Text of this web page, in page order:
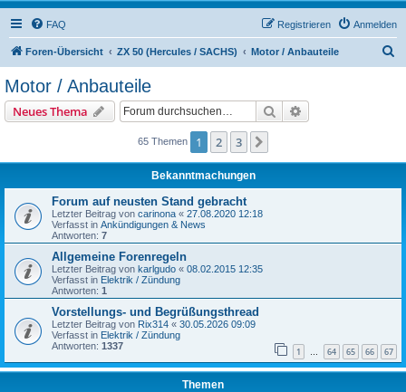
FAQ Anmelden
Registrieren
Foren-Übersicht ZX 50 (Hercules / SACHS) Motor / Anbauteile
Motor / Anbauteile
Neues Thema Suche
65 Themen 1 2 3
Bekanntmachungen
Forum auf neusten Stand gebracht
Letzter Beitrag von carinona « 27.08.2020 12:18
Verfasst in Ankündigungen & News
Antworten: 7
Allgemeine Forenregeln
Letzter Beitrag von karlgudo « 08.02.2015 12:35
Verfasst in Elektrik / Zündung
Antworten: 1
Vorstellungs- und Begrüßungsthread
Letzter Beitrag von Rix314 « 30.05.2026 09:09
Verfasst in Elektrik / Zündung
Antworten: 1337 1 … 64 65 66 67
Themen